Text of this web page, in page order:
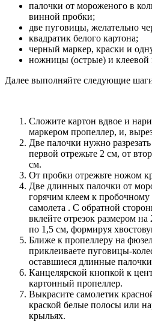
палочки от мороженого в
винной пробки;
две пуговицы, желательно
квадратик белого картона;
черный маркер, краски и
ножницы (острые) и клеевой
Далее выполняйте следующие
Сложите картон вдвое и
маркером пропеллер, и,
Две палочки нужно
первой отрежьте 2 см, от
см.
От пробки отрежьте ножом
Две длинных палочки от
горячим клеем к пробочному
самолета . С обратной
вклейте отрезок размером
по 1,5 см, формируя
Ближе к пропеллеру на
приклеиваете пуговицы-
оставшиеся длинные
Канцелярской кнопкой к
картонный пропеллер.
Выкрасите самолетик
краской белые полосы или
крыльях.